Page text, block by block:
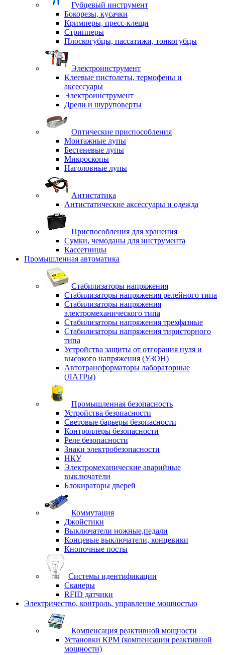
Губцевый инструмент
Бокорезы, кусачки
Кримперы, пресс-клещи
Стрипперы
Плоскогубцы, пассатижи, тонкогубцы
Электроинструмент
Клеевые пистолеты, термофены и
аксессуары
Электроинструмент
Дрели и шуруповерты
Оптические приспособления
Монтажные лупы
Бестеневые лупы
Микроскопы
Наголовные лупы
Антистатика
Антистатические аксессуары и одежда
Приспособления для хранения
Сумки, чемоданы для инструмента
Кассетницы
Промышленная автоматика
Стабилизаторы напряжения
Стабилизаторы напряжения релейного типа
Стабилизаторы напряжения
электромеханического типа
Стабилизаторы напряжения трехфазные
Стабилизаторы напряжения тиристорного
типа
Устройства защиты от отгорания нуля и
высокого напряжения (УЗОН)
Автотрансформаторы лабораторные
(ЛАТРы)
Промышленная безопасность
Устройства безопасности
Световые барьеры безопасности
Контроллеры безопасности
Реле безопасности
Знаки электробезопасности
НКУ
Электромеханические аварийные
выключатели
Блокираторы дверей
Коммутация
Джойстики
Выключатели ножные,педали
Концевые выключатели, концевики
Кнопочные посты
Системы идентификации
Сканеры
RFID датчики
Электричество, контроль, управление мощностью
Компенсация реактивной мощности
Установки КРМ (компенсации реактивной
мощности)